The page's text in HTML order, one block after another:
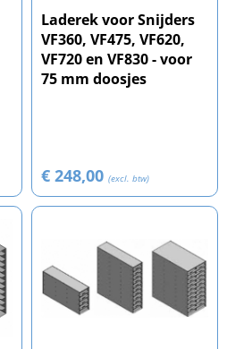
Laderek voor Snijders
VF360, VF475, VF620,
VF720 en VF830 - voor
75 mm doosjes
€ 248,00 (excl. btw)